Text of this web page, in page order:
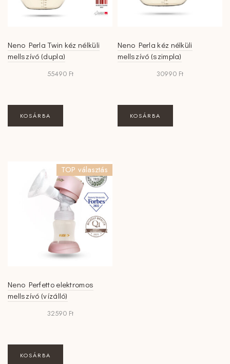
Neno Perla Twin kéz nélküli
mellszívó (dupla)
55490 Ft
KOSÁRBA
Neno Perla kéz nélküli
mellszívó (szimpla)
30990 Ft
KOSÁRBA
TOP választás
Neno Perfetto elektromos
mellszívó (vízálló)
32590 Ft
KOSÁRBA